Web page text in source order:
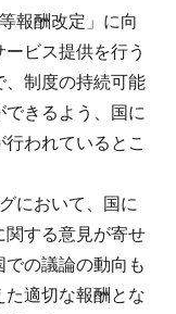
報酬改定」に向
ビス提供を行う
、制度の持続可能
きるよう、国に
われているとこ
において、国に
関する意見が寄せ
の議論の動向も
た適切な報酬とな